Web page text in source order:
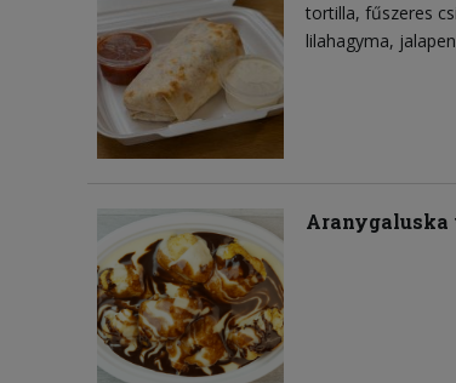
tortilla fűszeres
lilahagyma